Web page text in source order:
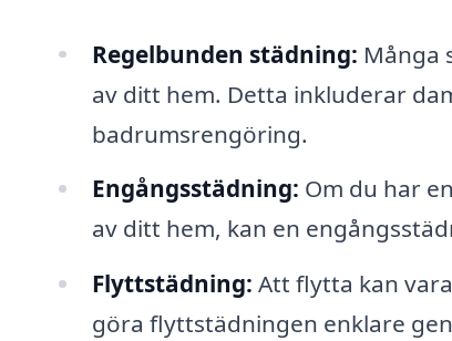
Regelbunden städning: Många
av ditt hem. Detta inkluderar
badrumsrengöring.
Engångsstädning: Om du har
av ditt hem, kan en
Flyttstädning: Att flytta kan
göra flyttstädningen enklare